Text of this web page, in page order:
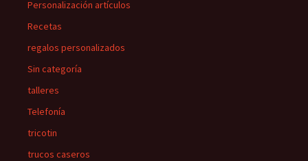
Personalización artículos
Recetas
regalos personalizados
Sin categoría
talleres
Telefonía
tricotin
trucos caseros